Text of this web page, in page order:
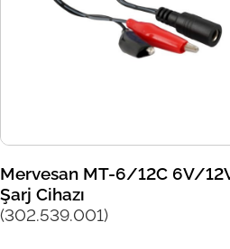
Mervesan MT-6/12C 6V/
Şarj Cihazı
(302.539.001)